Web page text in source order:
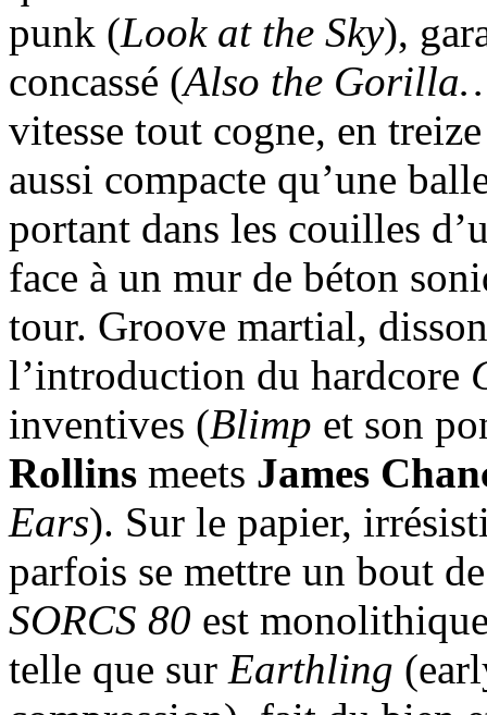
punk (Look at the Sky),
concassé (Also the
vitesse tout cogne, en
aussi compacte qu’une
portant dans les couilles
face à un mur de béton
tour. Groove martial,
l’introduction du hardcore
inventives (Blimp et son
Rollins meets James
Ears). Sur le papier,
parfois se mettre un bout
SORCS 80 est
telle que sur Earthling